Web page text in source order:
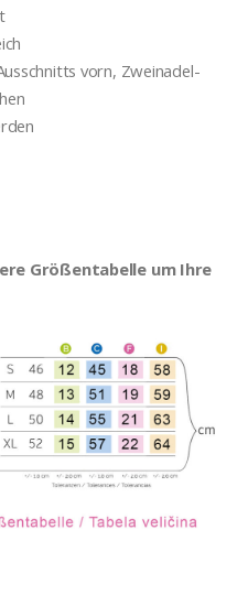
vorn, Zweinadel-
Größentabelle um Ihre